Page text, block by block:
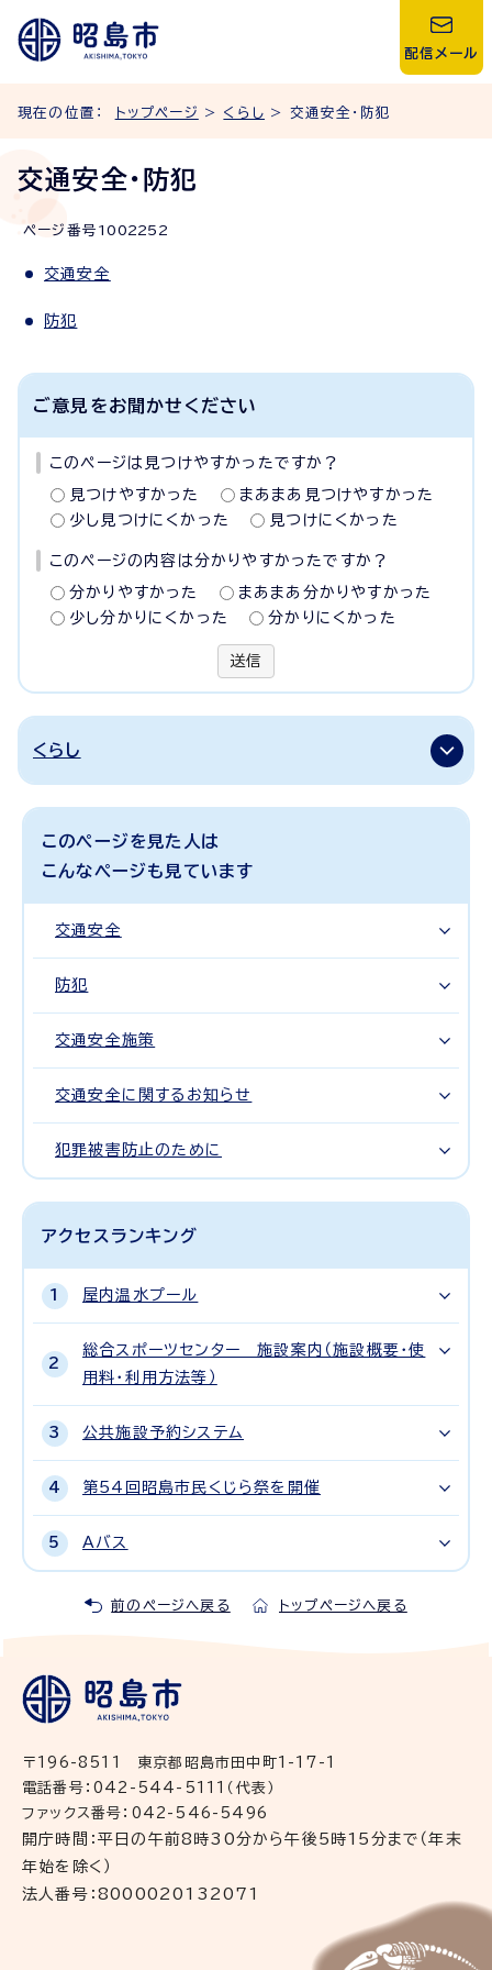
配信メール
現在の位置： トップページ > くらし > 交通安全・防犯
交通安全・防犯
ページ番号 1002252
交通安全
防犯
ご意見をお聞かせください
このページは見つけやすかったですか？
見つけやすかった
まあまあ見つけやすかった
少し見つけにくかった
見つけにくかった
このページの内容は分かりやすかったですか？
分かりやすかった
まあまあ分かりやすかった
少し分かりにくかった
分かりにくかった
送信
くらし
このページを見た人は
こんなページも見ています
交通安全
防犯
交通安全施策
交通安全に関するお知らせ
犯罪被害防止のために
アクセスランキング
屋内温水プール
総合スポーツセンター 施設案内（施設概要・使
用料・利用方法等）
公共施設予約システム
第54回昭島市民くじら祭を開催
Aバス
前のページへ戻る トップページへ戻る
〒196-8511 東京都昭島市田中町1-17-1
電話番号：042-544-5111（代表）
ファックス番号：042-546-5496
開庁時間：平日の午前8時30分から午後5時15分まで（年末
年始を除く）
法人番号：8000020132071